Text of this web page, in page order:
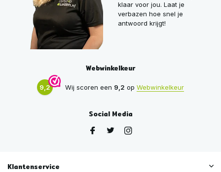
klaar voor jou. Laat je
verbazen hoe snel je
antwoord krijgt!
Webwinkelkeur
9,2 Wij scoren een 9,2 op Webwinkelkeur
Social Media
Klantenservice